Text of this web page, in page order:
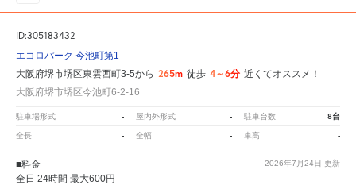
ID:305183432
エコロパーク 今池町第1
大阪府堺市堺区東雲西町3-5から 265m 徒歩 4～6分 近くてオススメ！
大阪府堺市堺区今池町6-2-16
駐車場形式 - 屋内外形式 - 駐車台数 8台
全長 - 全幅 - 車高 -
2026年7月24日 更新
■料金
全日 24時間 最大600円